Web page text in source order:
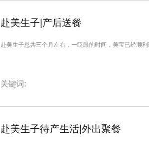
赴美生子|产后送餐
赴美生子总共三个月左右，一眨眼的时间，美宝已经顺
关键词:
赴美生子待产生活|外出聚餐